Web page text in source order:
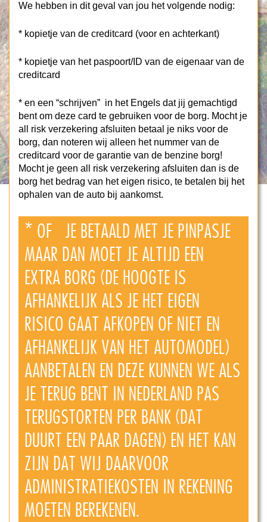
We hebben in dit geval van jou het volgende nodig:
* kopietje van de creditcard (voor en achterkant)
* kopietje van het paspoort/ID van de eigenaar van de
creditcard
* en een “schrijven” in het Engels dat jij gemachtigd
bent om deze card te gebruiken voor de borg. Mocht je
all risk verzekering afsluiten betaal je niks voor de
borg, dan noteren wij alleen het nummer van de
creditcard voor de garantie van de benzine borg!
Mocht je geen all risk verzekering afsluiten dan is de
borg het bedrag van het eigen risico, te betalen bij het
ophalen van de auto bij aankomst.
* OF JE BETAALD MET JE PINPASJE
MAAR DAN MOET JE ALTIJD EEN
EXTRA BORG (DE HOOGTE IS
AFHANKELIJK ALS JE HET EIGEN
RISICO GAAT AFKOPEN OF NIET EN
AFHANKELIJK VAN HET AUTOMODEL)
AANBETALEN EN DEZE KUNNEN WE ALS
JE TERUG BENT IN NEDERLAND PAS
TERUGSTORTEN PER BANK (DAT
DUURT EEN PAAR DAGEN) EN HET KAN
ZIJN DAT WIJ DAARVOOR
ADMINISTRATIEKOSTEN IN REKENING
MOETEN BEREKENEN.